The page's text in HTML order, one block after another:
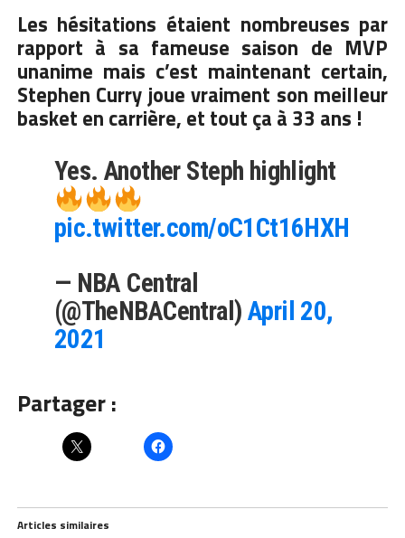
Les hésitations étaient nombreuses par
rapport à sa fameuse saison de MVP
unanime mais c’est maintenant certain,
Stephen Curry joue vraiment son meilleur
basket en carrière, et tout ça à 33 ans !
Yes. Another Steph highlight
pic.twitter.com/oC1Ct16HXH
— NBA Central
(@TheNBACentral) April 20,
2021
Partager :
Articles similaires